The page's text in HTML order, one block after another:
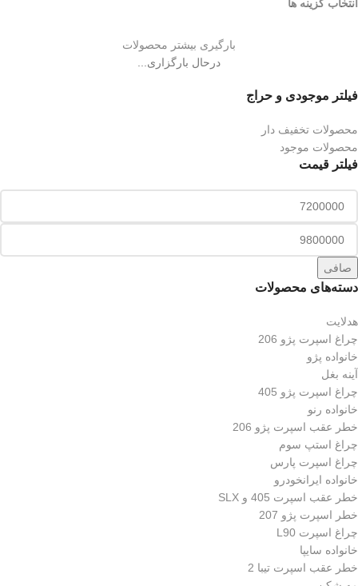
فیلتر موجودی و حراج
محصولات تخفیف دار
محصولات موجود
فیلتر قیمت
صافی
دسته‌های محصولات
هدلایت
چراغ اسپرت پژو 206
خانواده پژو
آینه بغل
چراغ اسپرت پژو 405
خانواده رنو
خطر عقب اسپرت پژو 206
چراغ استپ سوم
چراغ اسپرت پارس
خانواده ایرانخودرو
خطر عقب اسپرت 405 و SLX
خطر اسپرت پژو 207
چراغ اسپرت L90
خانواده سایپا
خطر عقب اسپرت تیبا 2
انتخاب گزینه ها
بارگیری بیشتر محصولات
درحال بارگزاری...